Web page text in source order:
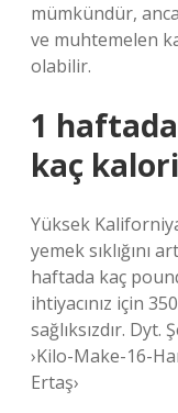
mümkündür,
ve muhtemelen
olabilir.
1
kaç
Yüksek
yemek sıklığını
haftada kaç
ihtiyacınız için
sağlıksızdır.
›Kilo-Make-16-
Ertaş›